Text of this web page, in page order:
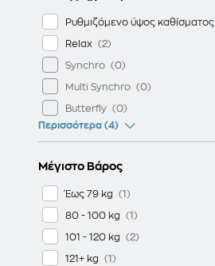
Ρυθμιζόμενο ύψος καθίσματος
Relax
Synchro
Multi Synchro
Butterfly
Περισσότερα (4)
Μέγιστο Βάρος
Έως 79 kg
80 - 100 kg
101 - 120 kg
121+ kg